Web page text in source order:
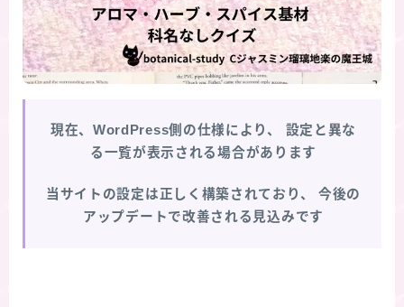
お知らせ
Cジャスミン瑠璃地楽の主な活動先リンク集
プロフィール
現在、WordPress側の仕様により、
設定と異な
る一覧が表示される場合があります
当サイトの設定は正しく構築されており、
今後の
アップデートで改善される見込みです